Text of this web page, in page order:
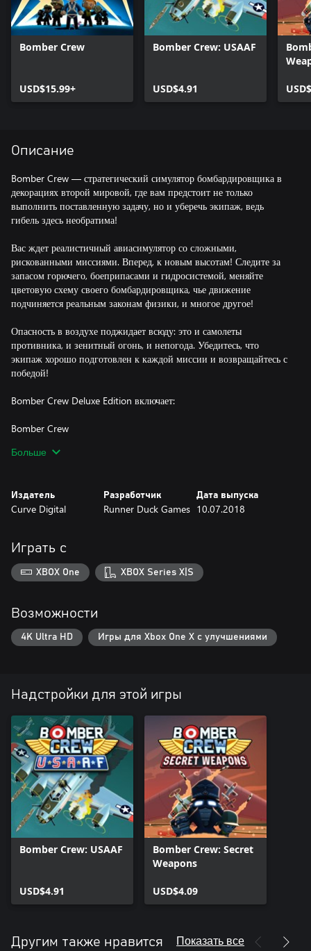
Bomber Crew
USD$15.99+
Bomber Crew: USAAF
USD$4.91
Описание
Bomber Crew — стратегический симулятор бомбардировщика в
декорациях второй мировой, где вам предстоит не только
выполнить поставленную задачу, но и уберечь экипаж, ведь
гибель здесь необратима!
Вас ждет реалистичный авиасимулятор со сложными,
рискованными миссиями. Вперед, к новым высотам! Следите за
запасом горючего, боеприпасами и гидросистемой, меняйте
цветовую схему своего бомбардировщика, чье движение
подчиняется реальным законам физики, и многое другое!
Опасность в воздухе поджидает всюду: это и самолеты
противника, и зенитный огонь, и непогода. Убедитесь, что
экипаж хорошо подготовлен к каждой миссии и возвращайтесь с
победой!
Bomber Crew Deluxe Edition включает:
Bomber Crew
Bomber Crew USAAF
Больше
Издатель
Curve Digital
Разработчик
Runner Duck Games
Дата выпуска
10.07.2018
Играть с
XBOX One XBOX Series X|S
Возможности
4K Ultra HD Игры для Xbox One X с улучшениями
Надстройки для этой игры
Bomber Crew: USAAF
USD$4.91
Bomber Crew: Secret
Weapons
USD$4.09
Другим также нравится Показать все